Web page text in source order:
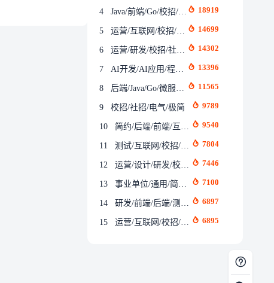
4 Java/前端/Go/校招/社招/左对齐/通用 18919
5 运营/互联网/校招/社招/简洁 14699
6 运营/研发/校招/社招/互联网/通用/实习/应届生 14302
7 AI开发/AI应用/程序员/Agent开发/RAG应用开发/AI大模型应用/暑期实习/软件工程 13396
8 后端/Java/Go/微服务/分布式/高并发/校招/社招/计算机科学与技术 11565
9 校招/社招/电气/极简 9789
10 简约/后端/前端/互联网/Java/实习/通用/证件照 9540
11 测试/互联网/校招/社招 7804
12 运营/设计/研发/校招/渐变配色/新媒体/自媒体 7446
13 事业单位/通用/简约/校招 7100
14 研发/前端/后端/测试/通用/校招/互联网/社招 6897
15 运营/互联网/校招/一页 6895